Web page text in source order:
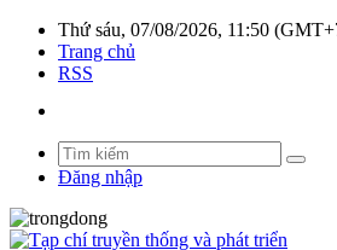
Thứ sáu, 07/08/2026, 11:50
Trang chủ
RSS
Đăng nhập